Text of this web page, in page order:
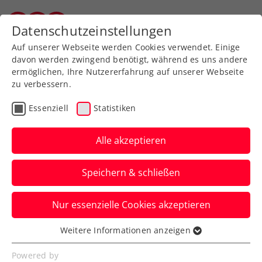
Zurück zur Newsübersicht
ATP
WTA Rom: Erfolgslauf von
Potapova im Achtelfinale
gestoppt
Nach fünf Siegen am Stück stoppt erst die
Top-fünf-Spielerin Jessica Pegula das
ÖTV-Ass.
Verfasst von: Manuel Wachta, 11.05.2026
Datenschutzeinstellungen
Auf unserer Webseite werden Cookies verwendet. Einige
davon werden zwingend benötigt, während es uns andere
ermöglichen, Ihre Nutzererfahrung auf unserer Webseite
zu verbessern.
Essenziell Statistiken
Alle akzeptieren
Speichern & schließen
Nur essenzielle Cookies akzeptieren
Essenziell
Essenzielle Cookies werden für grundlegende
Weitere Informationen anzeigen
Powered by